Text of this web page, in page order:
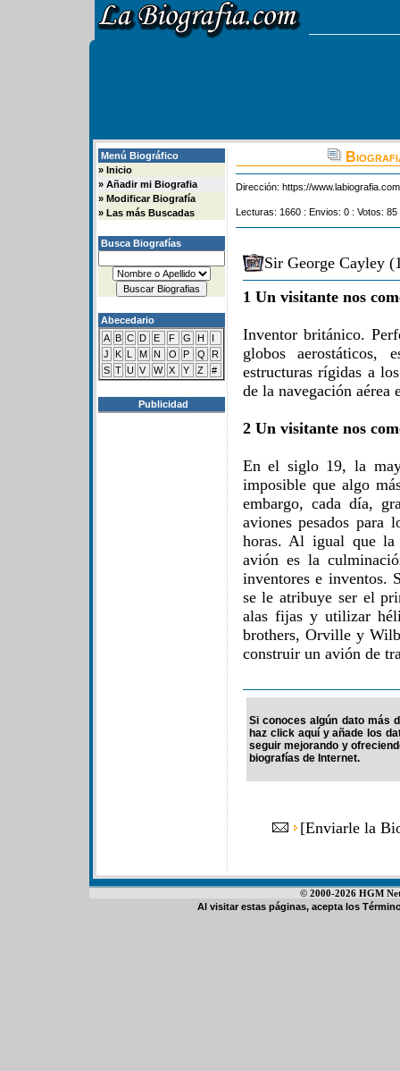
Menú Biográfico
» Inicio
» Añadir mi Biografia
» Modificar Biografía
» Las más Buscadas
Busca Biografías
Abecedario
A B C D E F G H
I
J
K L M N O P Q
R
S T U V W X Y Z #
Publicidad
Dirección: https://
Lecturas: 1660 : Envios: 0 : Votos:
Sir George Cayley
1 Un visitante nos
Inventor británico.
globos aerostáticos,
estructuras rígidas a
de la navegación aérea
2 Un visitante nos
En el siglo 19, la
imposible que algo
embargo, cada día,
aviones pesados para
horas. Al igual que la
avión es la
inventores e inventos.
se le atribuye ser el
alas fijas y utilizar
brothers, Orville y
construir un avión de
Si conoces algún dato más
haz click aquí y añade los
seguir mejorando y
biografías de Internet.
[Enviarle la
© 2000-2026 HGM
Al visitar estas páginas, acepta los